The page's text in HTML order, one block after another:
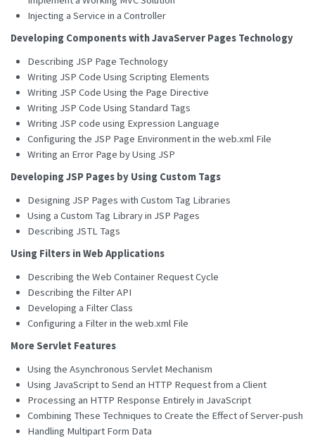
Injecting a Service in a Controller
Developing Components with JavaServer Pages Technology
Describing JSP Page Technology
Writing JSP Code Using Scripting Elements
Writing JSP Code Using the Page Directive
Writing JSP Code Using Standard Tags
Writing JSP code using Expression Language
Configuring the JSP Page Environment in the web.xml File
Writing an Error Page by Using JSP
Developing JSP Pages by Using Custom Tags
Designing JSP Pages with Custom Tag Libraries
Using a Custom Tag Library in JSP Pages
Describing JSTL Tags
Using Filters in Web Applications
Describing the Web Container Request Cycle
Describing the Filter API
Developing a Filter Class
Configuring a Filter in the web.xml File
More Servlet Features
Using the Asynchronous Servlet Mechanism
Using JavaScript to Send an HTTP Request from a Client
Processing an HTTP Response Entirely in JavaScript
Combining These Techniques to Create the Effect of Server-push
Handling Multipart Form Data